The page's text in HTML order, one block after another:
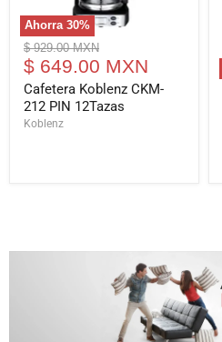
Ahorra 30%
Cafetera
Koblenz
CKM-
212
PIN
12Tazas
Precio
original
$ 929.00 MXN
Precio
actual
$ 649.00 MXN
Cafetera Koblenz CKM-
212 PIN 12Tazas
Koblenz